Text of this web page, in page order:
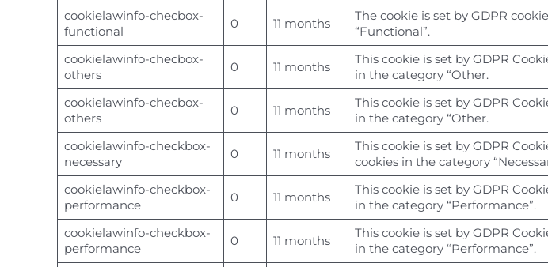
cookielawinfo-checbox-
functional
0 11 months
The cookie is set by GDPR
“Functional”.
cookielawinfo-checbox-
others
0 11 months
This cookie is set by GDPR
in the category “Other.
cookielawinfo-checbox-
others
0 11 months
This cookie is set by GDPR
in the category “Other.
cookielawinfo-checkbox-
necessary
0 11 months
This cookie is set by GDPR
cookies in the category
cookielawinfo-checkbox-
performance
0 11 months
This cookie is set by GDPR
in the category “Performance”.
cookielawinfo-checkbox-
performance
0 11 months
This cookie is set by GDPR
in the category “Performance”.